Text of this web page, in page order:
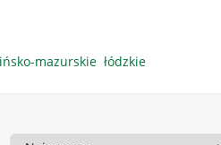
mazurskie łódzkie